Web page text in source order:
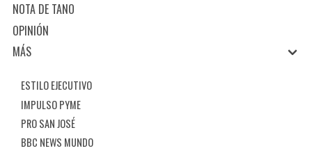
NOTA DE TANO
OPINIÓN
MÁS
ESTILO EJECUTIVO
IMPULSO PYME
PRO SAN JOSÉ
BBC NEWS MUNDO